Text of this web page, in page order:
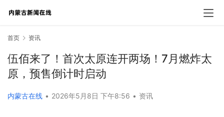
首页 资讯
伍佰来了！首次太原连开两场！7月燃炸太
原，预售倒计时启动
内蒙古在线 • 2026年5月8日 下午8:56 • 资讯